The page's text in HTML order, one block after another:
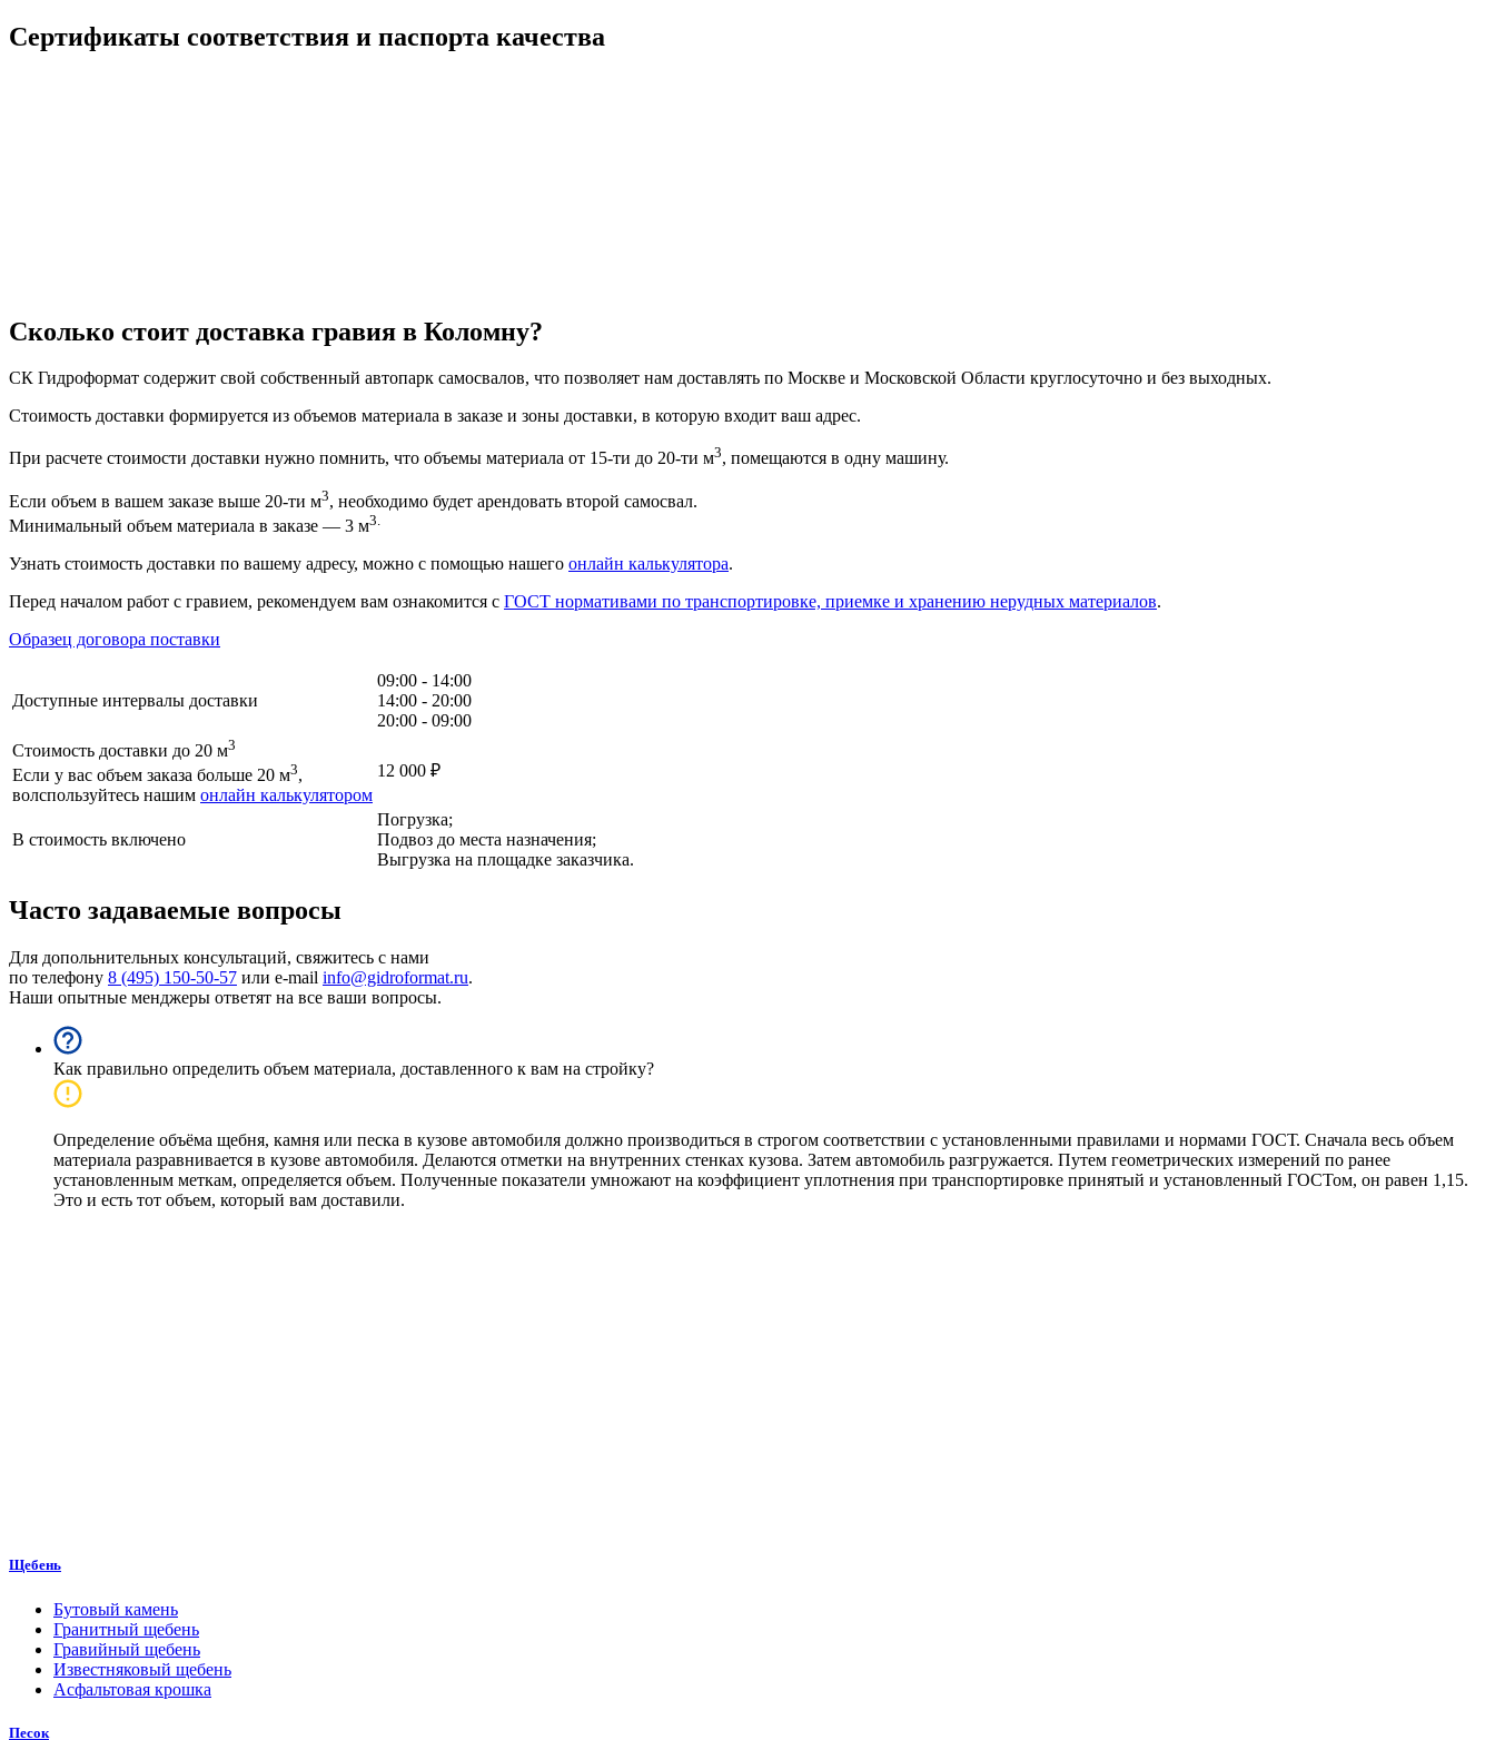
Сертификаты соответствия и паспорта качества
Сколько стоит доставка гравия в Коломну?
СК Гидроформат содержит свой собственный автопарк самосвалов, что позволяет нам доставлять по Москве и Московской Области круглосуточно и без выходных.
Стоимость доставки формируется из объемов материала в заказе и зоны доставки, в которую входит ваш адрес.
При расчете стоимости доставки нужно помнить, что объемы материала от 15-ти до 20-ти м3, помещаются в одну машину.
Если объем в вашем заказе выше 20-ти м3, необходимо будет арендовать второй самосвал.
Минимальный объем материала в заказе — 3 м3.
Узнать стоимость доставки по вашему адресу, можно с помощью нашего онлайн калькулятора.
Перед началом работ с гравием, рекомендуем вам ознакомится с ГОСТ нормативами по транспортировке, приемке и хранению нерудных материалов.
Образец договора поставки
Доступные интервалы доставки
09:00 - 14:00
14:00 - 20:00
20:00 - 09:00
Стоимость доставки до 20 м3
Если у вас объем заказа больше 20 м3,
волспользуйтесь нашим онлайн калькулятором
12 000 ₽
В стоимость включено
Погрузка;
Подвоз до места назначения;
Выгрузка на площадке заказчика.
Часто задаваемые вопросы
Для допольнительных консультаций, свяжитесь с нами
по телефону 8 (495) 150-50-57 или e-mail info@gidroformat.ru.
Наши опытные менджеры ответят на все ваши вопросы.
Как правильно определить объем материала, доставленного к вам на стройку?
Определение объёма щебня, камня или песка в кузове автомобиля должно производиться в строгом соответствии с установленными правилами и нормами ГОСТ. Сначала весь объем
материала разравнивается в кузове автомобиля. Делаются отметки на внутренних стенках кузова. Затем автомобиль разгружается. Путем геометрических измерений по ранее
установленным меткам, определяется объем. Полученные показатели умножают на коэффициент уплотнения при транспортировке принятый и установленный ГОСТом, он равен 1,15.
Это и есть тот объем, который вам доставили.
Щебень
Бутовый камень
Гранитный щебень
Гравийный щебень
Известняковый щебень
Асфальтовая крошка
Песок